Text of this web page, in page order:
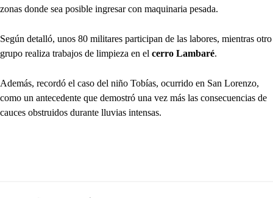
zonas donde sea posible ingresar con maquinaria pesada.
Según detalló, unos 80 militares participan de las labores, mientras otro
grupo realiza trabajos de limpieza en el cerro Lambaré.
Además, recordó el caso del niño Tobías, ocurrido en San Lorenzo,
como un antecedente que demostró una vez más las consecuencias de
cauces obstruidos durante lluvias intensas.